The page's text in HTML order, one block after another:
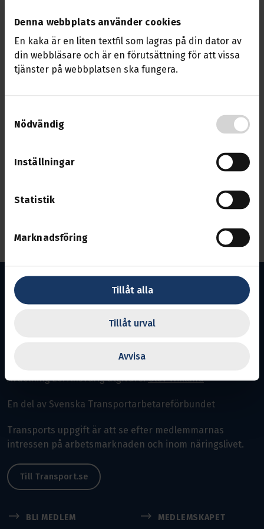
Denna webbplats använder cookies
En kaka är en liten textfil som lagras på din dator av
din webbläsare och är en förutsättning för att vissa
tjänster på webbplatsen ska fungera.
Nödvändig
Inställningar
Statistik
Marknadsföring
Tillåt alla
Tillåt urval
Avvisa
Nyhet 11 feb. 2026
Vecka 8 (16-19 februari 2026) är det årsmöten
i sektionerna i avdelningen.
Se i kalendern nedan när det är möte i din
Avdelning 26. Ansvarig utgivare: Olov Wiklund
En del av Svenska Transportarbetareförbundet
Transports uppgift är att se efter medlemmarnas
intressen på arbetsmarknaden och inom näringslivet.
Till Transport.se
BLI MEDLEM MEDLEMSKAPET